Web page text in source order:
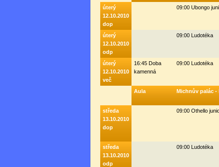
úterý
12.10.2010
dop
09:00 Ubongo
úterý
12.10.2010
odp
09:00 Ludotéka
úterý
12.10.2010
več
16:45 Doba
kamenná
09:00 Ludotéka
Aula Michnův palác -
středa
13.10.2010
dop
09:00 Othello
středa
13.10.2010
odp
09:00 Ludotéka